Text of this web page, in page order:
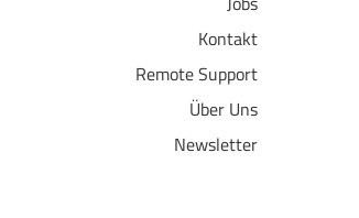
Kontakt
Remote Support
Über Uns
Newsletter